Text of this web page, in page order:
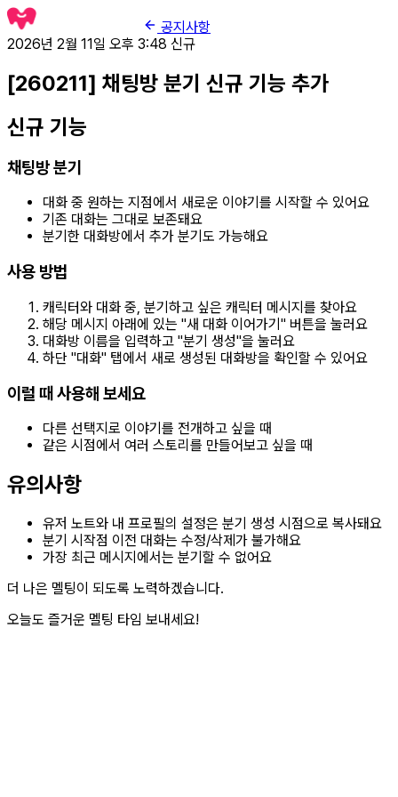
공지사항
2026년 2월 11일 오후 3:48 신규
[260211] 채팅방 분기 신규 기능 추가
신규 기능
채팅방 분기
대화 중 원하는 지점에서 새로운 이야기를 시작할 수 있어요
기존 대화는 그대로 보존돼요
분기한 대화방에서 추가 분기도 가능해요
사용 방법
캐릭터와 대화 중, 분기하고 싶은 캐릭터 메시지를 찾아요
해당 메시지 아래에 있는 "새 대화 이어가기" 버튼을 눌러요
대화방 이름을 입력하고 "분기 생성"을 눌러요
하단 "대화" 탭에서 새로 생성된 대화방을 확인할 수 있어요
이럴 때 사용해 보세요
다른 선택지로 이야기를 전개하고 싶을 때
같은 시점에서 여러 스토리를 만들어보고 싶을 때
유의사항
유저 노트와 내 프로필의 설정은 분기 생성 시점으로 복사돼요
분기 시작점 이전 대화는 수정/삭제가 불가해요
가장 최근 메시지에서는 분기할 수 없어요
더 나은 멜팅이 되도록 노력하겠습니다.
오늘도 즐거운 멜팅 타임 보내세요!